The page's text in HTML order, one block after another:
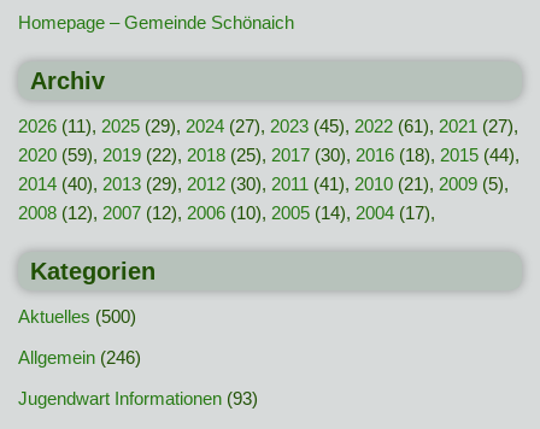
Homepage – Gemeinde Schönaich
Archiv
2026 (11), 2025 (29), 2024 (27), 2023 (45), 2022 (61), 2021 (27),
2020 (59), 2019 (22), 2018 (25), 2017 (30), 2016 (18), 2015 (44),
2014 (40), 2013 (29), 2012 (30), 2011 (41), 2010 (21), 2009 (5),
2008 (12), 2007 (12), 2006 (10), 2005 (14), 2004 (17),
Kategorien
Aktuelles (500)
Allgemein (246)
Jugendwart Informationen (93)